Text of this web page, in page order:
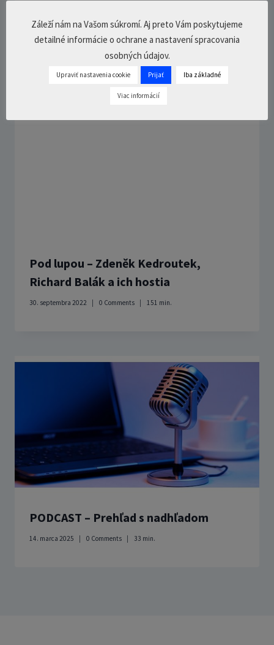
ako v ostatnej Európe? – Pavol Ľupták
Pod lupou – Zdeněk Kedroutek,
Richard Balák a ich hostia
30. septembra 2022 0 Comments 151 min.
PODCAST – Prehľad s nadhľadom
14. marca 2025 0 Comments 33 min.
Záleží nám na Vašom súkromí. Aj preto Vám poskytujeme
detailné informácie o ochrane a nastavení spracovania
osobných údajov.
Upraviť nastavenia cookie Prijať Iba základné
Viac informácií